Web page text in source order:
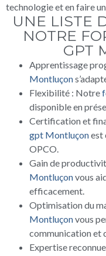
technologie et en faire
UNE LISTE
NOTRE
GPT
Apprentissage
Montluçon
Flexibilité : Notre
disponible en
Certification et
gpt Montluçonest
OPCO.
Gain de
Montluçonvous
efficacement.
Optimisation du
Montluçonvous
communication et
Expertise